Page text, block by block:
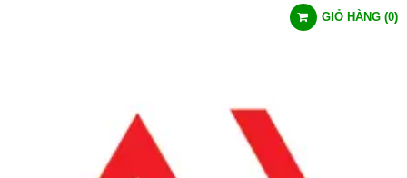
GIỎ HÀNG (0)